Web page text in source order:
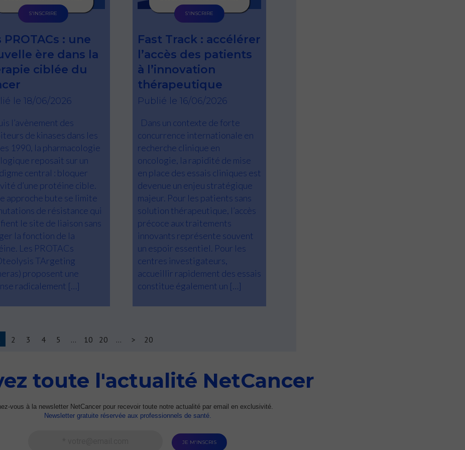
PROTACs : une
ère dans la
ciblée du
le 18/06/2026
l’avènement des
de kinases dans les
1990, la pharmacologie
reposait sur un
central : bloquer
d’une protéine cible.
approche bute se limite
de résistance qui
le site de liaison sans
la fonction de la
Les PROTACs
TArgeting
proposent une
radicalement […]
S'INSCRIRE
Fast Track : accélérer
l’accès des patients
à l’innovation
thérapeutique
Publié le 16/06/2026
Dans un contexte de forte
concurrence internationale en
recherche clinique en
oncologie, la rapidité de mise
en place des essais cliniques est
devenue un enjeu stratégique
majeur. Pour les patients sans
solution thérapeutique, l’accès
précoce aux traitements
innovants représente souvent
un espoir essentiel. Pour les
centres investigateurs,
accueillir rapidement des essais
constitue également un […]
S'INSCRIRE
2 3 4 5 ... 10 20 ... > 20
toute l'actualité NetCancer
vous à la newsletter NetCancer pour recevoir toute notre actualité par email en exclusivité.
Newsletter gratuite réservée aux professionnels de santé.